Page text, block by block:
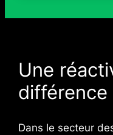
Une
différence
Dans le secteur